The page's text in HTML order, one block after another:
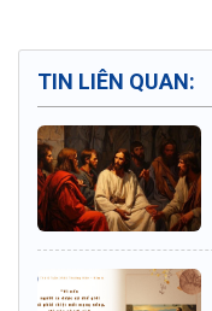
TIN LIÊN QUAN: